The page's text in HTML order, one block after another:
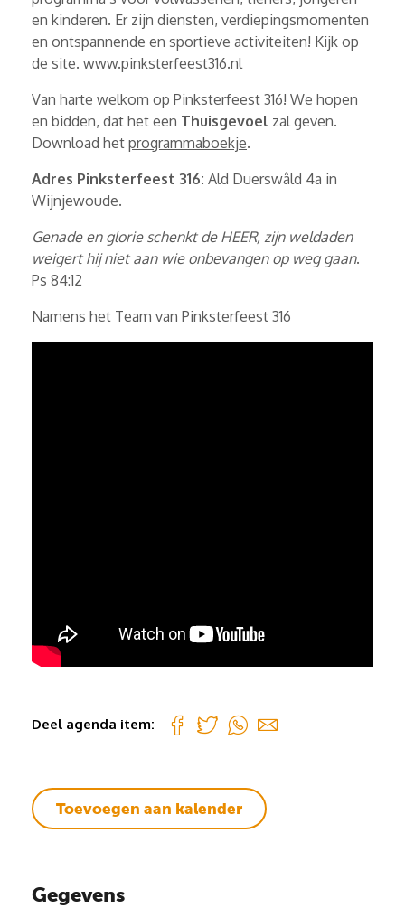
en kinderen. Er zijn diensten, verdiepingsmomenten
en ontspannende en sportieve activiteiten! Kijk op
de site. www.pinksterfeest316.nl
Van harte welkom op Pinksterfeest 316! We hopen
en bidden, dat het een Thuisgevoel zal geven.
Download het programmaboekje.
Adres Pinksterfeest 316: Ald Duerswâld 4a in
Wijnjewoude.
Genade en glorie schenkt de HEER, zijn weldaden
weigert hij niet aan wie onbevangen op weg gaan.
Ps 84:12
Namens het Team van Pinksterfeest 316
Deel agenda item:
Toevoegen aan kalender
Gegevens